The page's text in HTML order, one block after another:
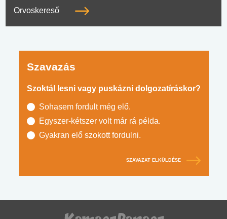
Orvoskereső
Szavazás
Szoktál lesni vagy puskázni dolgozatíráskor?
Sohasem fordult még elő.
Egyszer-kétszer volt már rá példa.
Gyakran elő szokott fordulni.
SZAVAZAT ELKÜLDÉSE